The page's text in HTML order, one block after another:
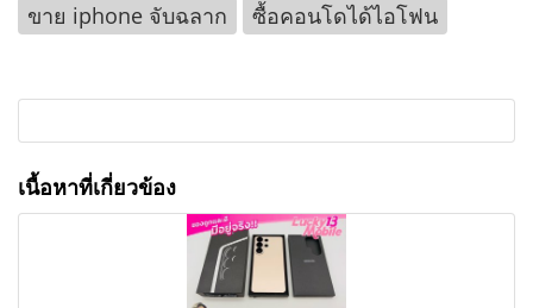
ขาย iphone จับฉลาก
ซื้อคอนโดได้ไอโฟน
เนื้อหาที่เกี่ยวข้อง